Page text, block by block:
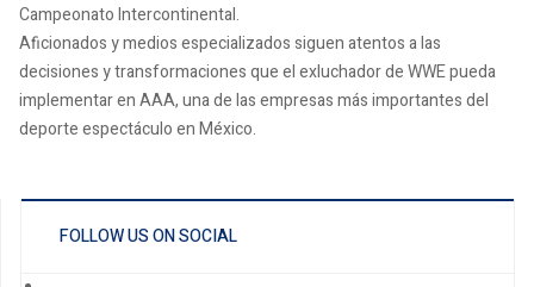
Campeonato Intercontinental.
Aficionados y medios especializados siguen atentos a las
decisiones y transformaciones que el exluchador de WWE pueda
implementar en AAA, una de las empresas más importantes del
deporte espectáculo en México.
FOLLOW US ON SOCIAL